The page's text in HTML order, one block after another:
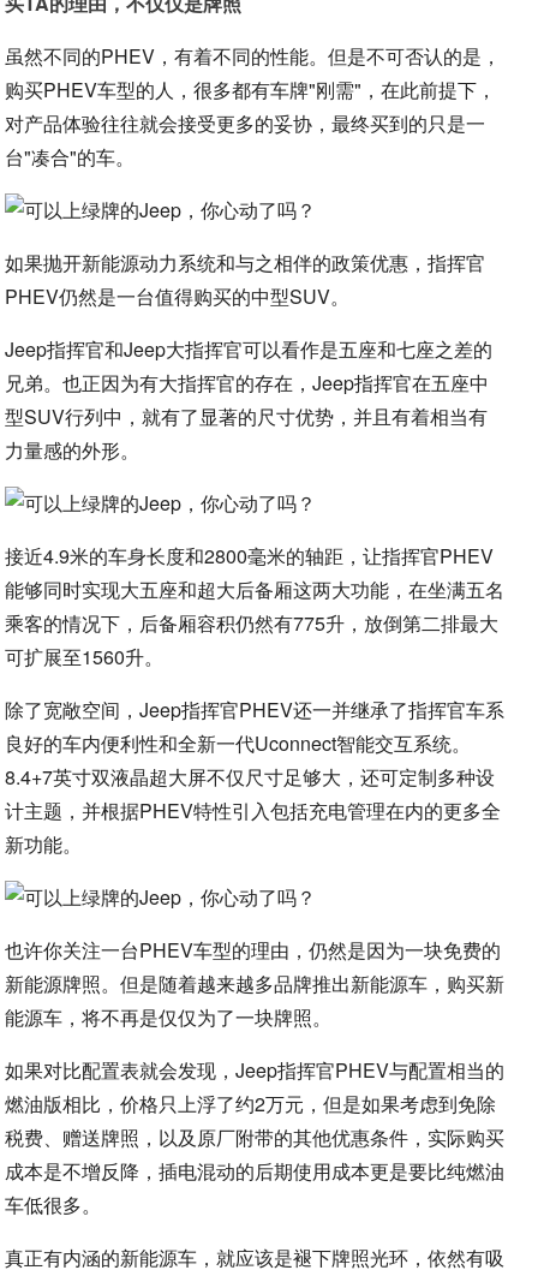
虽然不同的PHEV，有着不同的性能。但是不可否认的是，
购买PHEV车型的人，很多都有车牌"刚需"，在此前提下，
对产品体验往往就会接受更多的妥协，最终买到的只是一
台"凑合"的车。
如果抛开新能源动力系统和与之相伴的政策优惠，指挥官
PHEV仍然是一台值得购买的中型SUV。
Jeep指挥官和Jeep大指挥官可以看作是五座和七座之差的
兄弟。也正因为有大指挥官的存在，Jeep指挥官在五座中
型SUV行列中，就有了显著的尺寸优势，并且有着相当有
力量感的外形。
接近4.9米的车身长度和2800毫米的轴距，让指挥官PHEV
能够同时实现大五座和超大后备厢这两大功能，在坐满五名
乘客的情况下，后备厢容积仍然有775升，放倒第二排最大
可扩展至1560升。
除了宽敞空间，Jeep指挥官PHEV还一并继承了指挥官车系
良好的车内便利性和全新一代Uconnect智能交互系统。
8.4+7英寸双液晶超大屏不仅尺寸足够大，还可定制多种设
计主题，并根据PHEV特性引入包括充电管理在内的更多全
新功能。
也许你关注一台PHEV车型的理由，仍然是因为一块免费的
新能源牌照。但是随着越来越多品牌推出新能源车，购买新
能源车，将不再是仅仅为了一块牌照。
如果对比配置表就会发现，Jeep指挥官PHEV与配置相当的
燃油版相比，价格只上浮了约2万元，但是如果考虑到免除
税费、赠送牌照，以及原厂附带的其他优惠条件，实际购买
成本是不增反降，插电混动的后期使用成本更是要比纯燃油
车低很多。
真正有内涵的新能源车，就应该是褪下牌照光环，依然有吸